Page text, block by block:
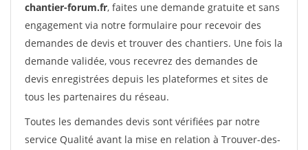
chantier-forum.fr, faites une demande gratuite et sans
engagement via notre formulaire pour recevoir des
demandes de devis et trouver des chantiers. Une fois la
demande validée, vous recevrez des demandes de
devis enregistrées depuis les plateformes et sites de
tous les partenaires du réseau.
Toutes les demandes devis sont vérifiées par notre
service Qualité avant la mise en relation à Trouver-des-